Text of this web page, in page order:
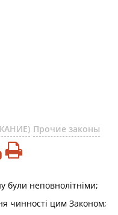
Прочие законы
були неповнолітніми;
чинності цим Законом;